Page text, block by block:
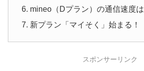
mineo（Dプラン）の通信速度は
新プラン「マイそく」始まる！
スポンサーリンク